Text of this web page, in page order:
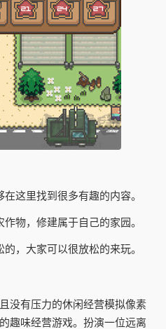
这里找到很多有趣的内容。
物，修建属于自己的家园。
，大家可以很放松的来玩。
没有压力的休闲经营模拟像素
趣味经营游戏。扮演一位远离